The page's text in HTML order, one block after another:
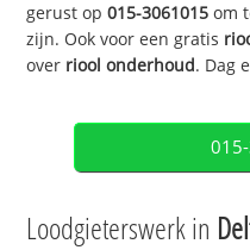
gerust op015-3061015 om
zijn. Ook voor een gratis
over riool onderhoud. Dag
Loodgieterswerk in